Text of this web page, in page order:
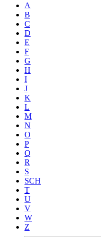
A
B
C
D
E
F
G
H
I
J
K
L
M
N
O
P
Q
R
S
SCH
T
U
V
W
Z